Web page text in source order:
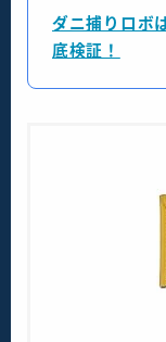
ダニ捕りロボ
底検証！